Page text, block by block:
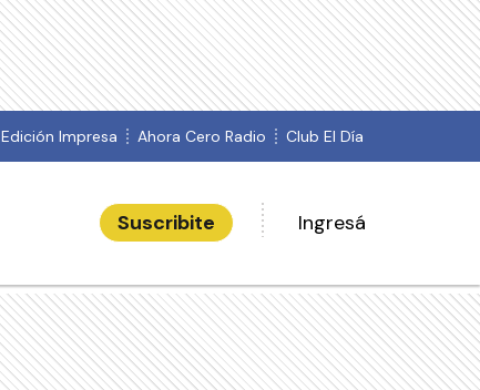
Edición Impresa Ahora Cero Radio Club El Día
Suscribite Ingresá